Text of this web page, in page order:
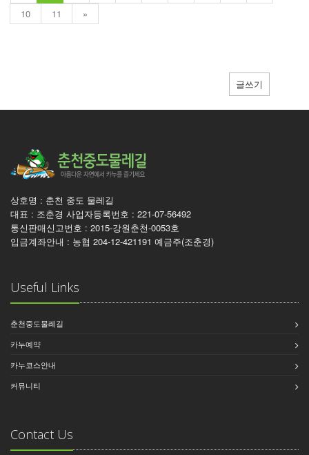
10
11 »
글쓰기
상호명 : 춘천 중도 물레길
대표 : 조춘경 사업자등록번호 : 221-07-56492
통신판매신고번호 : 2015-강원춘천-0053호
입금계좌안내 : 농협 204-12-421191 예금주(조춘경)
Useful Links
춘천중도물레길
카누예약
카누코스안내
커뮤니티
Contact Us